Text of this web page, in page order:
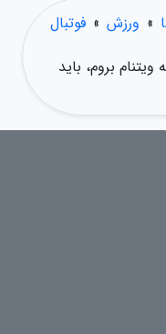
» ورزش » فوتبال
بروم، باید